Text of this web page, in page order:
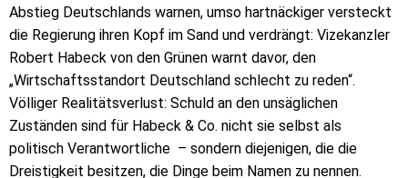
Abstieg Deutschlands warnen, umso hartnäckiger versteckt
die Regierung ihren Kopf im Sand und verdrängt: Vizekanzler
Robert Habeck von den Grünen warnt davor, den
„Wirtschaftsstandort Deutschland schlecht zu reden“.
Völliger Realitätsverlust: Schuld an den unsäglichen
Zuständen sind für Habeck & Co. nicht sie selbst als
politisch Verantwortliche – sondern diejenigen, die die
Dreistigkeit besitzen, die Dinge beim Namen zu nennen.